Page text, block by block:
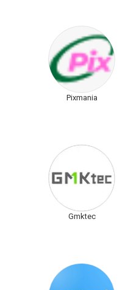
Pixmania
Gmktec